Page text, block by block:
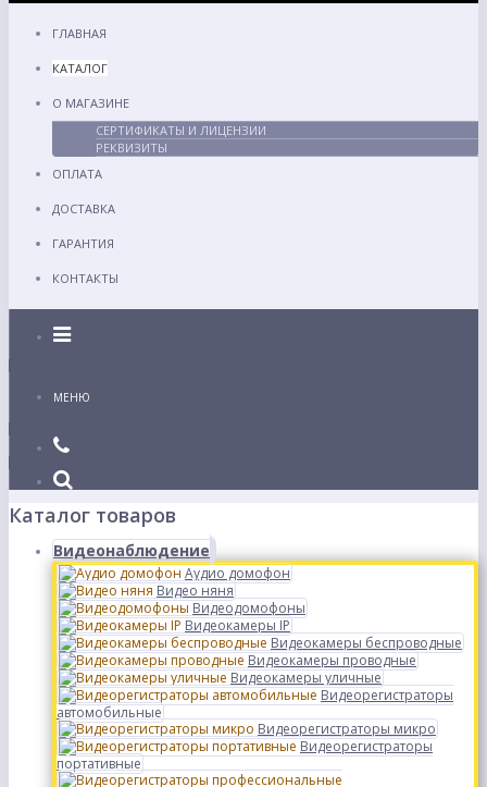
ГЛАВНАЯ
КАТАЛОГ
О МАГАЗИНЕ
СЕРТИФИКАТЫ И ЛИЦЕНЗИИ
РЕКВИЗИТЫ
ОПЛАТА
ДОСТАВКА
ГАРАНТИЯ
КОНТАКТЫ
Каталог
МЕНЮ
Каталог товаров
Видеонаблюдение
Аудио домофон
Видео няня
Видеодомофоны
Видеокамеры IP
Видеокамеры беспроводные
Видеокамеры проводные
Видеокамеры уличные
Видеорегистраторы
автомобильные
Видеорегистраторы микро
Видеорегистраторы
портативные